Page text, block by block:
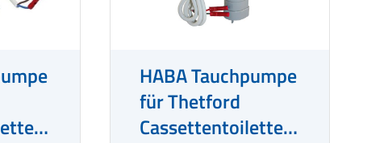
HABA Tauchpumpe
für Thetford
Cassettentoilette